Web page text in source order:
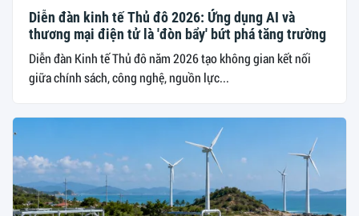
Diễn đàn kinh tế Thủ đô 2026: Ứng dụng AI và
thương mại điện tử là 'đòn bẩy' bứt phá tăng trường
Diễn đàn Kinh tế Thủ đô năm 2026 tạo không gian kết nối
giữa chính sách, công nghệ, nguồn lực...